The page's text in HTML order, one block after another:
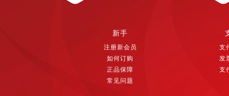
新手
注册新会员
如何订购
正品保障
常见问题
支
发
支